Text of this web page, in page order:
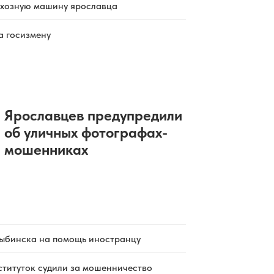
машину ярославца
госизмену
Ярославцев предупредили
об уличных фотографах-
мошенниках
на помощь иностранцу
судили за мошенничество